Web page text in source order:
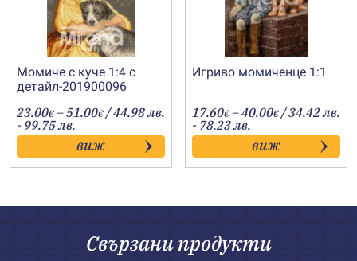
Момиче с куче 1:4 с
детайл-201900096
23.00€ –51.00€Price
range:
23.00€
through
51.00€
/ 44.98 лв.
- 99.75 лв.
виж
Игриво момиченце 1:1
17.60€ –40.00€Price
range:
17.60€
through
40.00€
/ 34.42 лв.
- 78.23 лв.
виж
Свързани продукти